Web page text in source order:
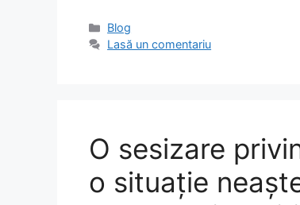
Categorii
Blog
Lasă un comentariu
O sesizare
o situație